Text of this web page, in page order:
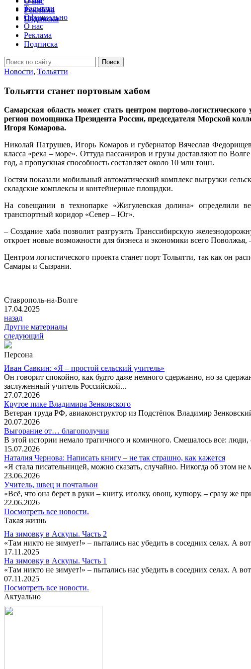
Тольятти
Официально
О нас
Реклама
Подписка
Новости, Тольятти
Тольятти станет портовым хабом
Самарская область может стать центром портово-
регион помощника Президента России, председателя Морской
Игоря Комарова.
Николай Патрушев, Игорь Комаров и губернатор Вячеслав
класса «река – море». Оттуда пассажиров и грузы доставляют по
год, а пропускная способность составляет около 10 млн тонн.
Гостям показали мобильный автоматический комплекс выгрузки
складские комплексы и контейнерные площадки.
На совещании в технопарке «Жигулевская долина» определили
транспортный коридор «Север – Юг».
– Создание хаба позволит разгрузить Транссибирскую
откроет новые возможности для бизнеса и экономики всего
Центром логистического проекта станет порт Тольятти, так как он
Самары и Сызрани.
Ставрополь-на-Волге
17.04.2025
назад
Другие материалы
следующий
Персона
Иван Савкин: «Я – простой сельский учитель»
Он говорит спокойно, как будто даже немного сдержанно, но за
заслуженный учитель Российской...
27.07.2026
Крутое пике Владимира Зенковского
Ветеран труда РФ, авиаконструктор из Подстёпок Владимир
20.07.2026
Выгорание от… благополучия
В этой истории немало трагичного и комичного. Смешалось все:
15.07.2026
Наталия Чернова: Написать книгу – не так страшно, как кажется
«Я стала писательницей, можно сказать, случайно. Никогда об этом
23.06.2026
Учитель, швец и почтальон
«Всё, что она берет в руки – книгу, иголку, овощ, купюру, – сразу же
22.06.2026
Посмотреть все новости.
Такая жизнь
На зимовку в Аскулы. Часть 2
«Там никто не зимует!» – пытались нас убедить в соседних селах. А
17.11.2025
На зимовку в Аскулы. Часть 1
«Там никто не зимует!» – пытались нас убедить в соседних селах. А
07.11.2025
Посмотреть все новости.
Актуально
Реклама
Подписка